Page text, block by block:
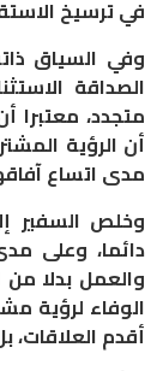
في ترسيخ
الصداقة
متجدد، معتبرا
أن الرؤية
مدى اتساع
وخلص السفير
دائما، وعلى
والعمل بدلا من
الوفاء لرؤية
أقدم العلاقات،